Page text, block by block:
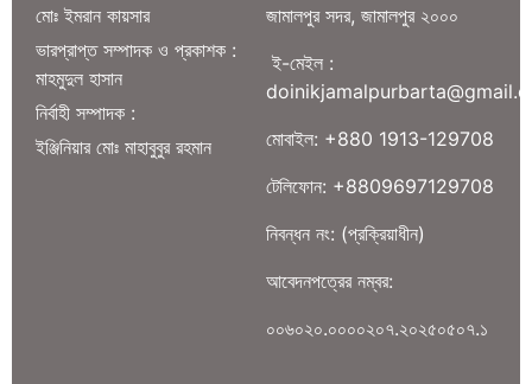
মোঃ ইমরান কায়সার
ভারপ্রাপ্ত সম্পাদক ও প্রকাশক :
মাহমুদুল হাসান
নির্বাহী সম্পাদক :
ইঞ্জিনিয়ার মোঃ মাহাবুবুর রহমান
জামালপুর সদর, জামালপুর ২০০০
ই-মেইল :
মোবাইল: +880 1913-129708
টেলিফোন: +8809697129708
নিবন্ধন নং: (প্রক্রিয়াধীন)
আবেদনপত্রের নম্বর:
০০৬০২০.০০০০২০৭.২০২৫০৫০৭.১